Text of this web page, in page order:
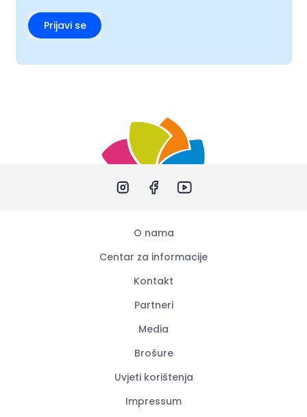
Prijavi se
O nama
Centar za informacije
Kontakt
Partneri
Media
Brošure
Uvjeti korištenja
Impressum